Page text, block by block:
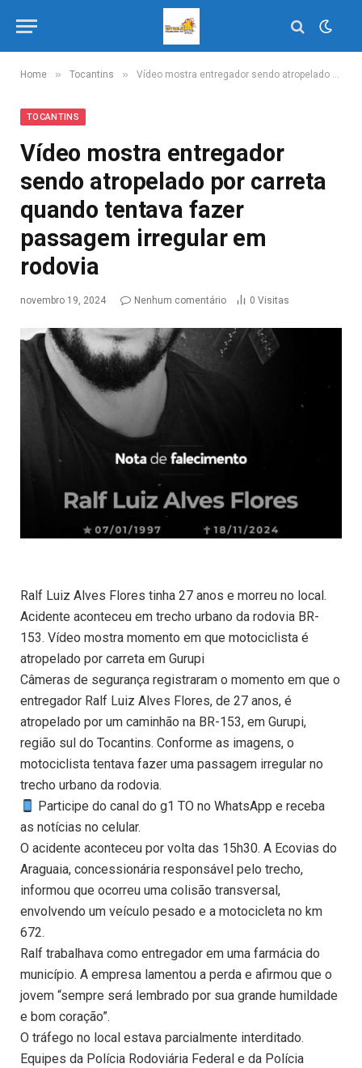
Home » Tocantins » Vídeo mostra entregador sendo atropelado por carreta quando tentava fazer passagem irregular em rodovia
TOCANTINS
Vídeo mostra entregador
sendo atropelado por carreta
quando tentava fazer
passagem irregular em
rodovia
novembro 19, 2024 Nenhum comentário 0 Visitas
Ralf Luiz Alves Flores tinha 27 anos e morreu no local.
Acidente aconteceu em trecho urbano da rodovia BR-
153. Vídeo mostra momento em que motociclista é
atropelado por carreta em Gurupi
Câmeras de segurança registraram o momento em que o
entregador Ralf Luiz Alves Flores, de 27 anos, é
atropelado por um caminhão na BR-153, em Gurupi,
região sul do Tocantins. Conforme as imagens, o
motociclista tentava fazer uma passagem irregular no
trecho urbano da rodovia.
Participe do canal do g1 TO no WhatsApp e receba
as notícias no celular.
O acidente aconteceu por volta das 15h30. A Ecovias do
Araguaia, concessionária responsável pelo trecho,
informou que ocorreu uma colisão transversal,
envolvendo um veículo pesado e a motocicleta no km
672.
Ralf trabalhava como entregador em uma farmácia do
município. A empresa lamentou a perda e afirmou que o
jovem “sempre será lembrado por sua grande humildade
e bom coração”.
O tráfego no local estava parcialmente interditado.
Equipes da Polícia Rodoviária Federal e da Polícia